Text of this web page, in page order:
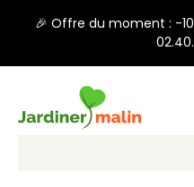
🎉 Offre du moment : -
Recherche, ex: